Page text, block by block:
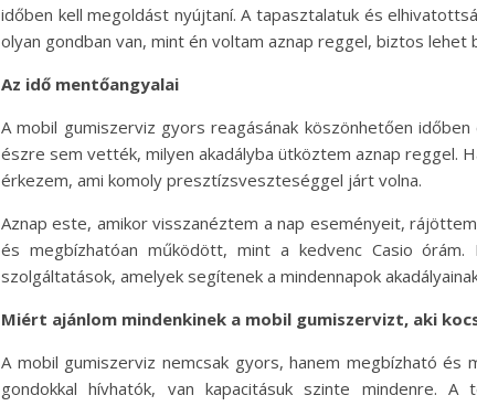
időben kell megoldást nyújtaní. A tapasztalatuk és
olyan gondban van, mint én voltam aznap reggel, biztos
Az idő mentőangyalai
A mobil gumiszerviz gyors reagásának köszönhetően
észre sem vették, milyen akadályba ütköztem aznap reggel.
érkezem, ami komoly presztízsveszteséggel járt volna.
Aznap este, amikor visszanéztem a nap eseményeit,
és megbízhatóan működött, mint a kedvenc Casio
szolgáltatások, amelyek segítenek a mindennapok
Miért ajánlom mindenkinek a mobil gumiszervizt, aki
A mobil gumiszerviz nemcsak gyors, hanem megbízható és
gondokkal hívhatók, van kapacitásuk szinte mindenre.